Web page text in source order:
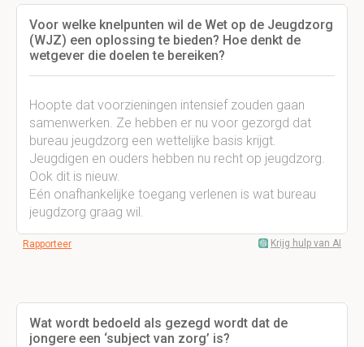
Voor welke knelpunten wil de Wet op de Jeugdzorg
(WJZ) een oplossing te bieden? Hoe denkt de
wetgever die doelen te bereiken?
Hoopte dat voorzieningen intensief zouden gaan
samenwerken. Ze hebben er nu voor gezorgd dat
bureau jeugdzorg een wettelijke basis krijgt.
Jeugdigen en ouders hebben nu recht op jeugdzorg.
Ook dit is nieuw.
Eén onafhankelijke toegang verlenen is wat bureau
jeugdzorg graag wil.
Rapporteer Krijg hulp van AI
Wat wordt bedoeld als gezegd wordt dat de
jongere een ‘subject van zorg’ is?